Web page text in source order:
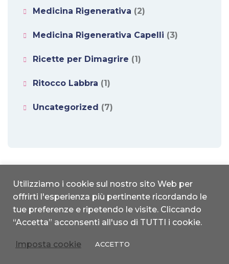
Medicina Rigenerativa (2)
Medicina Rigenerativa Capelli (3)
Ricette per Dimagrire (1)
Ritocco Labbra (1)
Uncategorized (7)
studionice.it | Copyright 2022 © All Rights reserved | Designed by
MDL|Global
Privacy Policy|Cookie Policy
Utilizziamo i cookie sul nostro sito Web per
offrirti l'esperienza più pertinente ricordando le
tue preferenze e ripetendo le visite. Cliccando
“Accetta” acconsenti all'uso di TUTTI i cookie.
Imposta cookie ACCETTO